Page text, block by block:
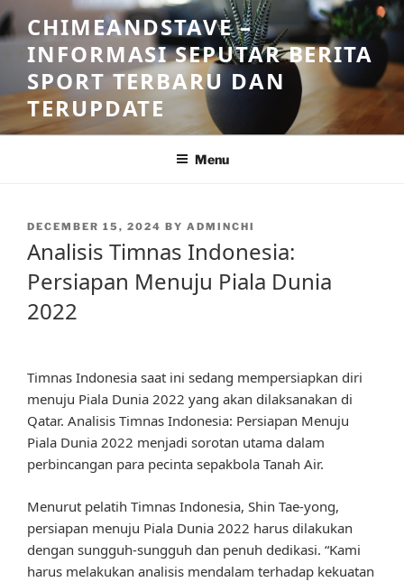
Skip
to
content
CHIMEANDSTAVE –
INFORMASI SEPUTAR BERITA
SPORT TERBARU DAN
TERUPDATE
Menu
POSTED
DECEMBER 15, 2024 BY ADMINCHI
Analisis Timnas Indonesia:
Persiapan Menuju Piala Dunia
2022
Timnas Indonesia saat ini sedang mempersiapkan diri
menuju Piala Dunia 2022 yang akan dilaksanakan di
Qatar. Analisis Timnas Indonesia: Persiapan Menuju
Piala Dunia 2022 menjadi sorotan utama dalam
perbincangan para pecinta sepakbola Tanah Air.
Menurut pelatih Timnas Indonesia, Shin Tae-yong,
persiapan menuju Piala Dunia 2022 harus dilakukan
dengan sungguh-sungguh dan penuh dedikasi. “Kami
harus melakukan analisis mendalam terhadap kekuatan